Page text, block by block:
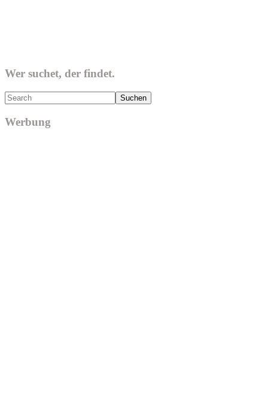
Wer suchet, der findet.
Search
Werbung